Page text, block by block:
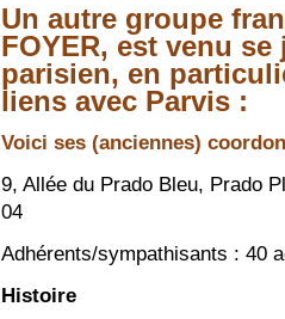
Un autre groupe
FOYER, est venu
parisien, en
liens avec Parvis :
Voici ses (anciennes)
9, Allée du Prado Bleu, Prado
04
Adhérents/sympathisants : 40
Histoire